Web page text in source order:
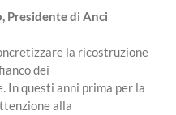
Presidente di Anci
la ricostruzione
dei
In questi anni prima per la
alla